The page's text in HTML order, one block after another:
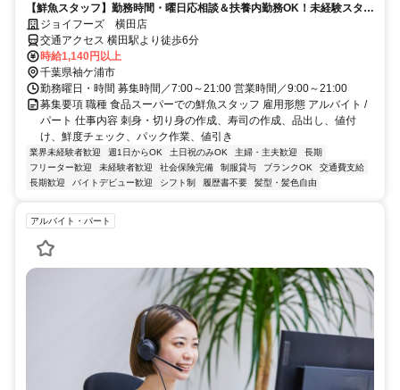
【鮮魚スタッフ】勤務時間・曜日応相談＆扶養内勤務OK！未経験スター
ト大歓迎♪
ジョイフーズ 横田店
交通アクセス 横田駅より徒歩6分
時給1,140円以上
千葉県袖ケ浦市
勤務曜日・時間 募集時間／7:00～21:00 営業時間／9:00～21:00
募集要項 職種 食品スーパーでの鮮魚スタッフ 雇用形態 アルバイト /
パート 仕事内容 刺身・切り身の作成、寿司の作成、品出し、値付
け、鮮度チェック、パック作業、値引き
業界未経験者歓迎 週1日からOK 土日祝のみOK 主婦・主夫歓迎
長期
フリーター歓迎
未経験者歓迎 社会保険完備 制服貸与 ブランクOK
交通費支給
長期歓迎
バイトデビュー歓迎 シフト制 履歴書不要 髪型・髪色自由
アルバイト・パート